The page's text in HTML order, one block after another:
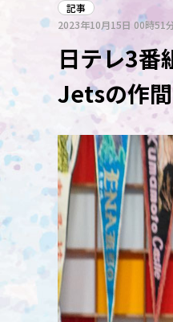
記事
2023年10月15日 00時51
日テレ3番
Jetsの作